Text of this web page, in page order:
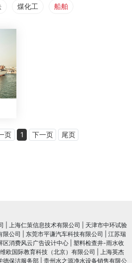
煤化工 船舶
页 1 下一页 尾页
上海仁策信息技术有限公司
天津市中环试验
限公司 东莞市平谦汽车科技有限公司
江苏瑞
区消费风云广告设计中心
塑料检查井-雨水收
维欧国际教育科技（北京）有限公司
上海英杰
德保洁服务部 贵州水之源净水设备销售有限公